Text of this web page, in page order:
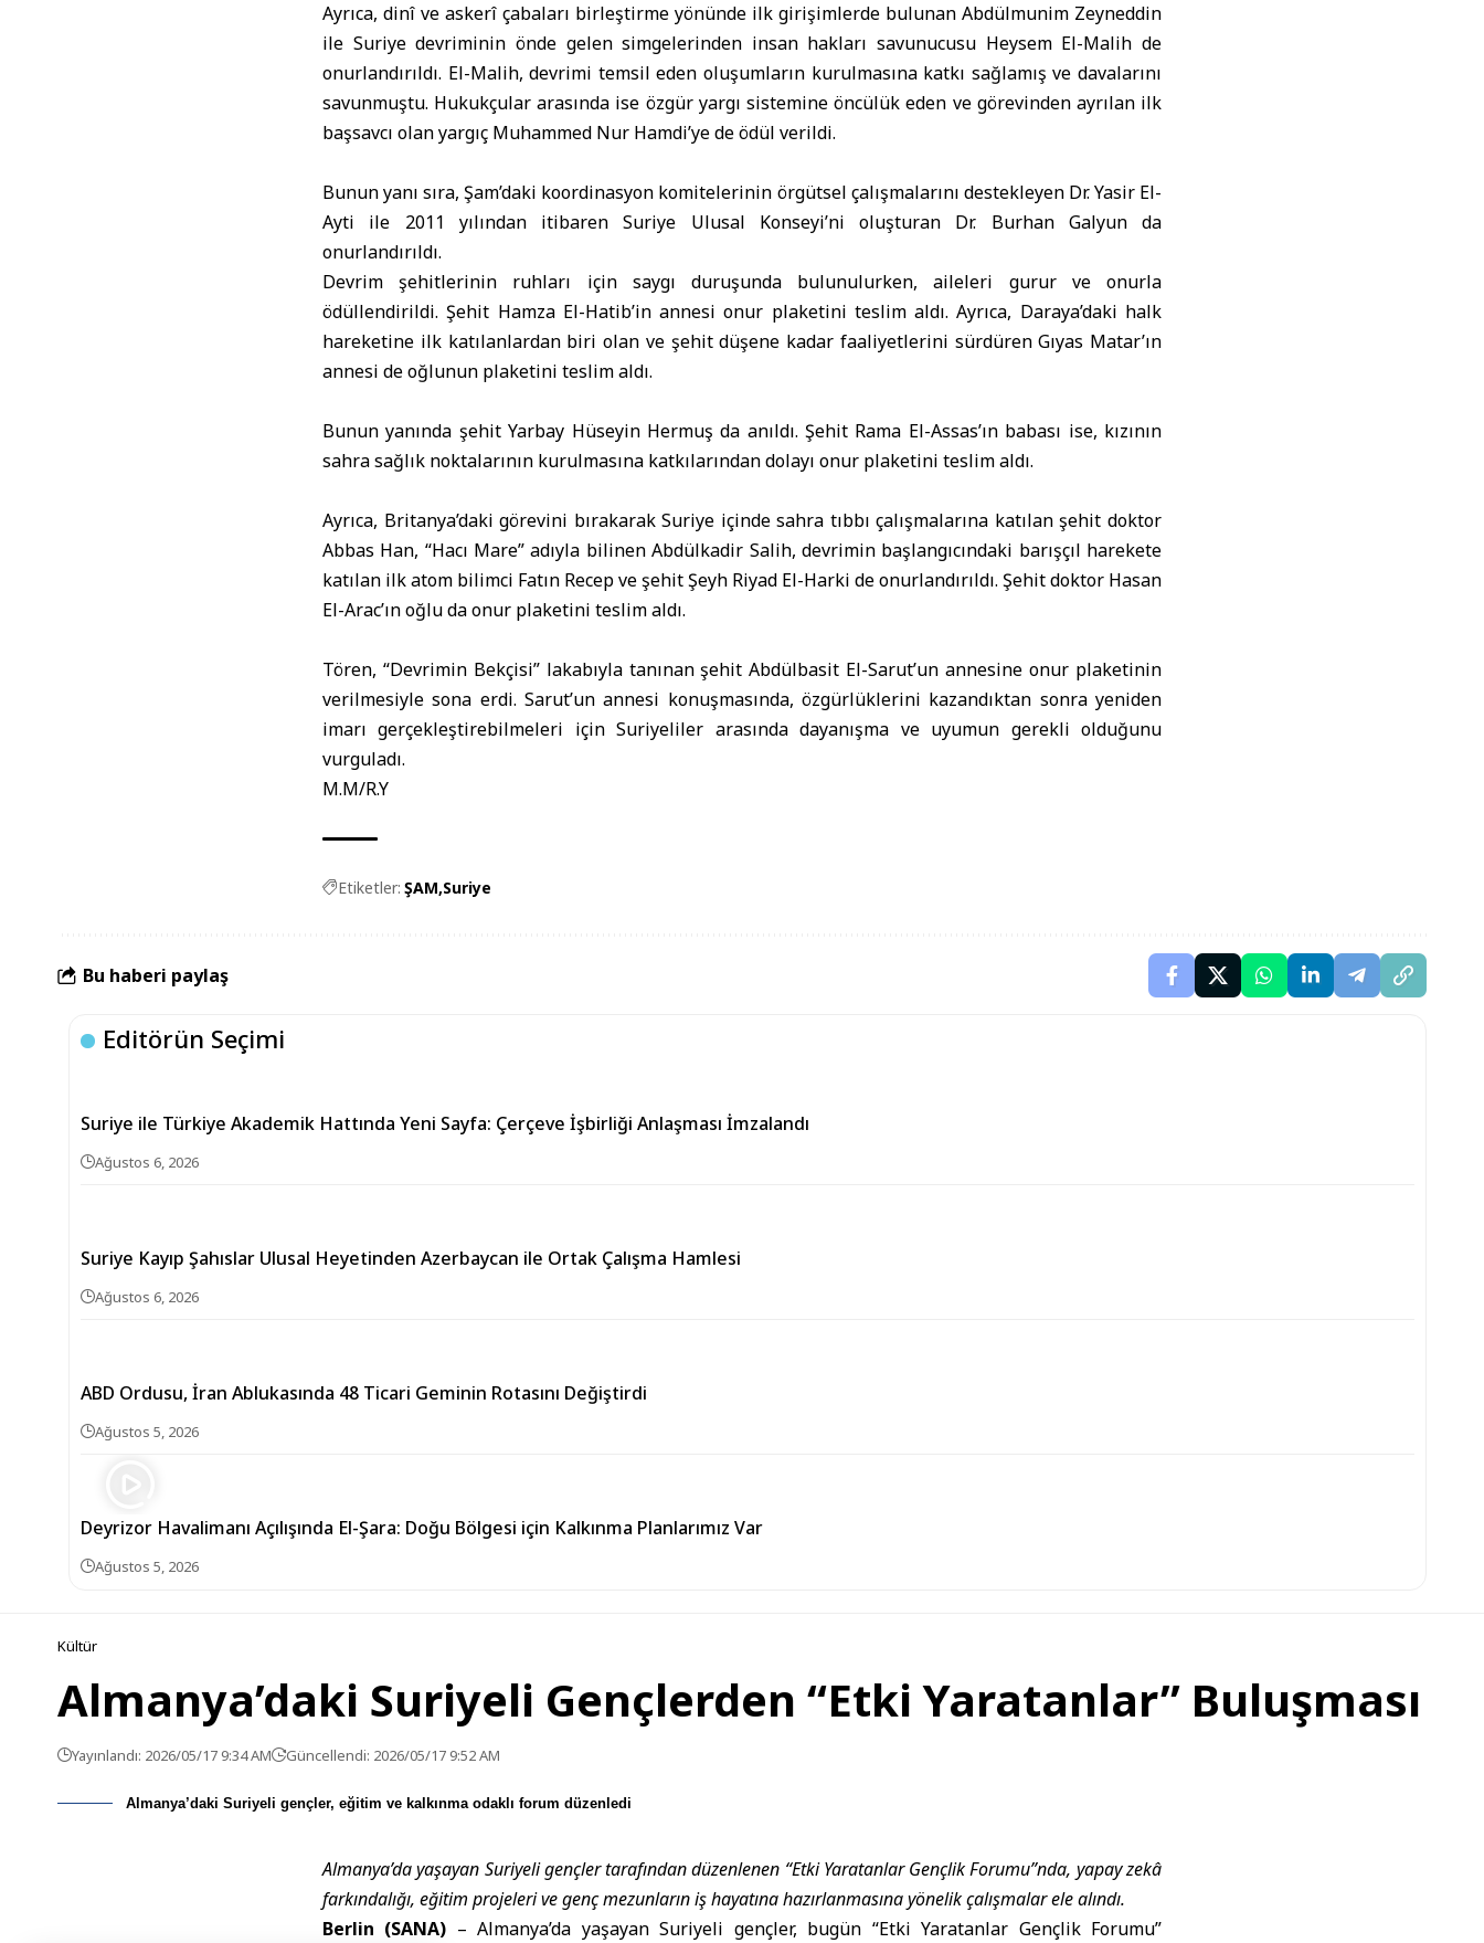
Ayrıca, dinî ve askerî çabaları birleştirme yönünde ilk girişimlerde bulunan Abdülmunim Zeyneddin
ile Suriye devriminin önde gelen simgelerinden insan hakları savunucusu Heysem El-Malih de
onurlandırıldı. El-Malih, devrimi temsil eden oluşumların kurulmasına katkı sağlamış ve davalarını
savunmuştu. Hukukçular arasında ise özgür yargı sistemine öncülük eden ve görevinden ayrılan ilk
başsavcı olan yargıç Muhammed Nur Hamdi’ye de ödül verildi.
Bunun yanı sıra, Şam’daki koordinasyon komitelerinin örgütsel çalışmalarını destekleyen Dr. Yasir El-
Ayti ile 2011 yılından itibaren Suriye Ulusal Konseyi’ni oluşturan Dr. Burhan Galyun da
onurlandırıldı.
Devrim şehitlerinin ruhları için saygı duruşunda bulunulurken, aileleri gurur ve onurla
ödüllendirildi. Şehit Hamza El-Hatib’in annesi onur plaketini teslim aldı. Ayrıca, Daraya’daki halk
hareketine ilk katılanlardan biri olan ve şehit düşene kadar faaliyetlerini sürdüren Gıyas Matar’ın
annesi de oğlunun plaketini teslim aldı.
Bunun yanında şehit Yarbay Hüseyin Hermuş da anıldı. Şehit Rama El-Assas’ın babası ise, kızının
sahra sağlık noktalarının kurulmasına katkılarından dolayı onur plaketini teslim aldı.
Ayrıca, Britanya’daki görevini bırakarak Suriye içinde sahra tıbbı çalışmalarına katılan şehit doktor
Abbas Han, “Hacı Mare” adıyla bilinen Abdülkadir Salih, devrimin başlangıcındaki barışçıl harekete
katılan ilk atom bilimci Fatın Recep ve şehit Şeyh Riyad El-Harki de onurlandırıldı. Şehit doktor Hasan
El-Arac’ın oğlu da onur plaketini teslim aldı.
Tören, “Devrimin Bekçisi” lakabıyla tanınan şehit Abdülbasit El-Sarut’un annesine onur plaketinin
verilmesiyle sona erdi. Sarut’un annesi konuşmasında, özgürlüklerini kazandıktan sonra yeniden
imarı gerçekleştirebilmeleri için Suriyeliler arasında dayanışma ve uyumun gerekli olduğunu
vurguladı.
M.M/R.Y
Etiketler: ŞAM Suriye
Bu haberi paylaş
Editörün Seçimi
Suriye ile Türkiye Akademik Hattında Yeni Sayfa: Çerçeve İşbirliği Anlaşması İmzalandı
Ağustos 6, 2026
Suriye Kayıp Şahıslar Ulusal Heyetinden Azerbaycan ile Ortak Çalışma Hamlesi
Ağustos 6, 2026
ABD Ordusu, İran Ablukasında 48 Ticari Geminin Rotasını Değiştirdi
Ağustos 5, 2026
Deyrizor Havalimanı Açılışında El-Şara: Doğu Bölgesi için Kalkınma Planlarımız Var
Ağustos 5, 2026
Kültür
Almanya’daki Suriyeli Gençlerden “Etki Yaratanlar” Buluşması
Yayınlandı: 2026/05/17 9:34 AM Güncellendi: 2026/05/17 9:52 AM
Almanya’daki Suriyeli gençler, eğitim ve kalkınma odaklı forum düzenledi
Almanya’da yaşayan Suriyeli gençler tarafından düzenlenen “Etki Yaratanlar Gençlik Forumu”nda, yapay zekâ
farkındalığı, eğitim projeleri ve genç mezunların iş hayatına hazırlanmasına yönelik çalışmalar ele alındı.
Berlin (SANA) –Almanya’da yaşayanSuriyeli gençler, bugün “Etki Yaratanlar Gençlik Forumu”